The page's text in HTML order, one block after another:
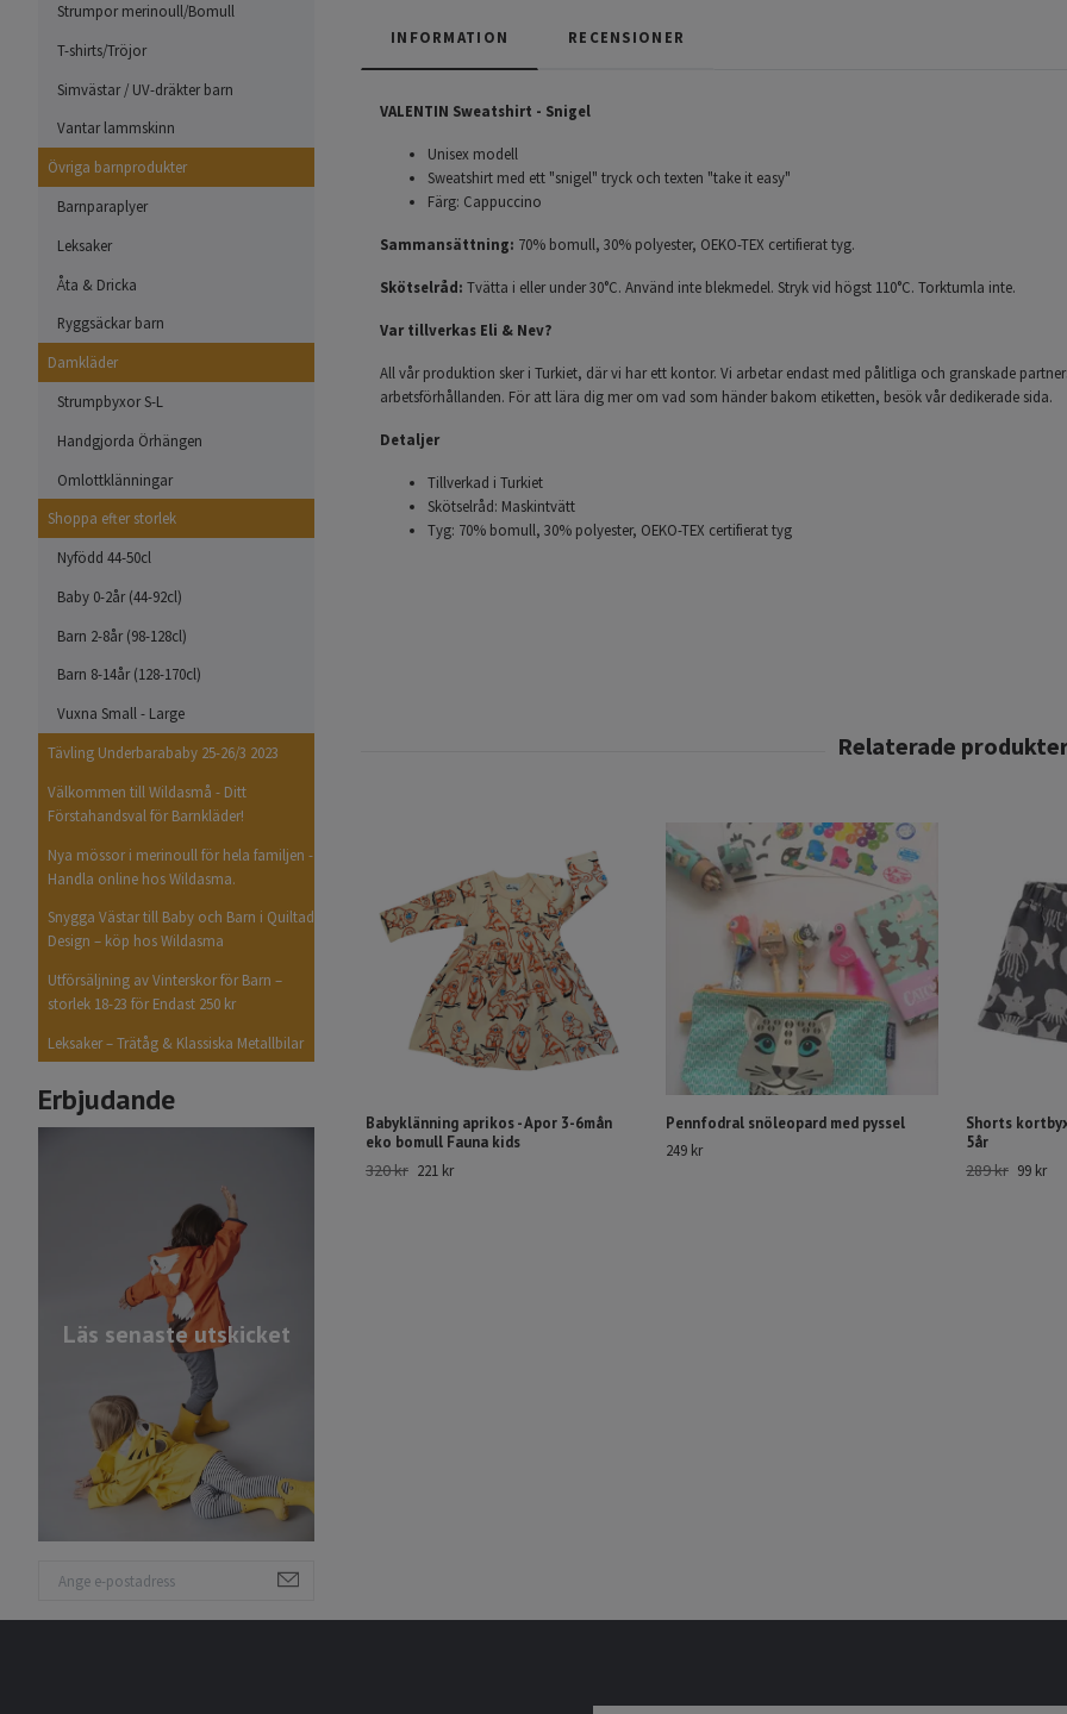
Strumpor merinoull/Bomull
T-shirts/Tröjor
Simvästar / UV-dräkter barn
Vantar lammskinn
Övriga barnprodukter
Barnparaplyer
Leksaker
Åta & Dricka
Ryggsäckar barn
Damkläder
Strumpbyxor S-L
Handgjorda Örhängen
Omlottklänningar
Shoppa efter storlek
Nyfödd 44-50cl
Baby 0-2år (44-92cl)
Barn 2-8år (98-128cl)
Barn 8-14år (128-170cl)
Vuxna Small - Large
Tävling Underbarababy 25-26/3 2023
Välkommen till Wildasmå - Ditt
Förstahandsval för Barnkläder!
Nya mössor i merinoull för hela familjen -
Handla online hos Wildasma.
Snygga Västar till Baby och Barn i Quiltad
Design – köp hos Wildasma
Utförsäljning av Vinterskor för Barn –
storlek 18-23 för Endast 250 kr
Leksaker – Trätåg & Klassiska Metallbilar
Erbjudande
Läs senaste utskicket
INFORMATION RECENSIONER
VALENTIN Sweatshirt - Snigel
Unisex modell
Sweatshirt med ett "snigel" tryck och texten "take it easy"
Färg: Cappuccino
Sammansättning: 70% bomull, 30% polyester, OEKO-TEX certifierat tyg.
Skötselråd: Tvätta i eller under 30°C. Använd inte blekmedel. Stryk vid högst 110°C. Torktumla inte.
Var tillverkas Eli & Nev?
All vår produktion sker i Turkiet, där vi har ett kontor. Vi arbetar endast med pålitliga och granskade
arbetsförhållanden. För att lära dig mer om vad som händer bakom etiketten, besök vår dedikerade sida.
Detaljer
Tillverkad i Turkiet
Skötselråd: Maskintvätt
Tyg: 70% bomull, 30% polyester, OEKO-TEX certifierat tyg
Babyklänning aprikos - Apor 3-6mån
eko bomull Fauna kids
320 kr 221 kr
Pennfodral snöleopard med pyssel
249 kr
Shorts
5år
289 kr 99 kr